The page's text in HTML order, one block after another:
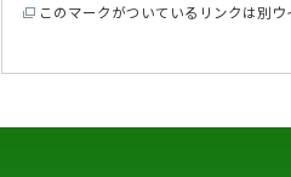
このマークがついているリンクは別